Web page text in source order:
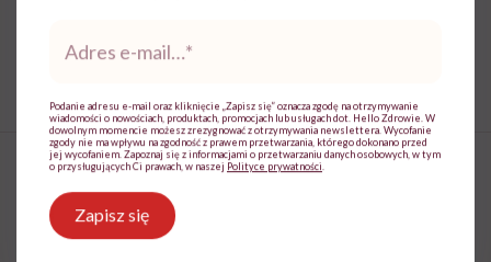
Strach
„Bój się i rób” to wyświechtany
mail*
Podanie adresu e-mail oraz kliknięcie „Zapisz się” oznacza zgodę na otrzymywanie
wiadomości o nowościach, produktach, promocjach lub usługach dot. Hello Zdrowie. W
dowolnym momencie możesz zrezygnować z otrzymywania newslettera. Wycofanie
zgody nie ma wpływu na zgodność z prawem przetwarzania, którego dokonano przed
jej wycofaniem. Zapoznaj się z informacjami o przetwarzaniu danych osobowych, w tym
o przysługujących Ci prawach, w naszej Polityce prywatności
Zapisz się